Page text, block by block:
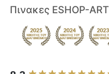
Πινακες ESHOP-ART